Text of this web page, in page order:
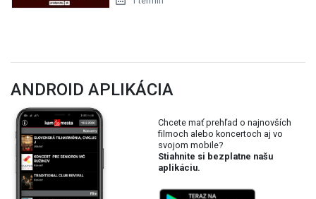
ANDROID APLIKÁCIA
Chcete mať prehľad o najnovších
filmoch alebo koncertoch aj vo
svojom mobile?
Stiahnite si bezplatne našu
aplikáciu.